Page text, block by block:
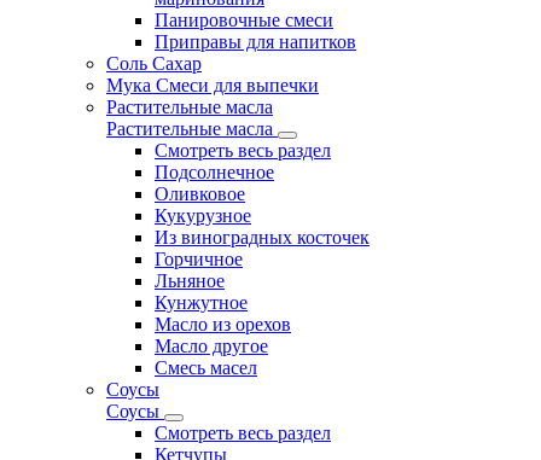
Панировочные смеси
Приправы для напитков
Соль Сахар
Мука Смеси для выпечки
Растительные масла
Растительные масла
Смотреть весь раздел
Подсолнечное
Оливковое
Кукурузное
Из виноградных косточек
Горчичное
Льняное
Кунжутное
Масло из орехов
Масло другое
Смесь масел
Соусы
Соусы
Смотреть весь раздел
Кетчупы